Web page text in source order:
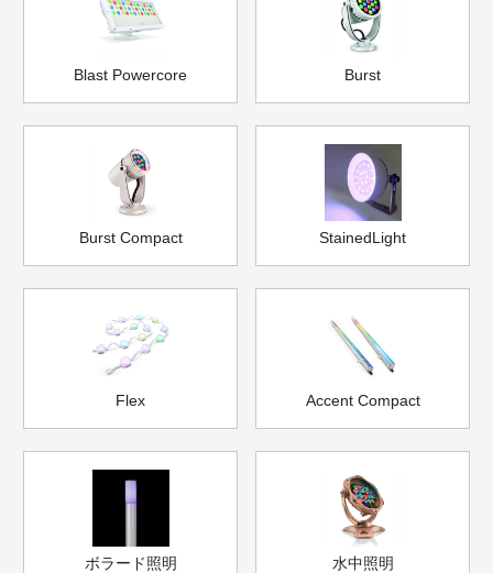
Blast Powercore Burst
Burst Compact StainedLight
Flex Accent Compact
ボラード照明 水中照明